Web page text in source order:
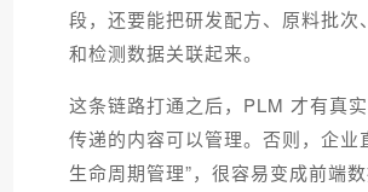
段，还要能把研发配方、原料批次
和检测数据关联起来。
这条链路打通之后，PLM 才有真
传递的内容可以管理。否则，企业
生命周期管理”，很容易变成前端